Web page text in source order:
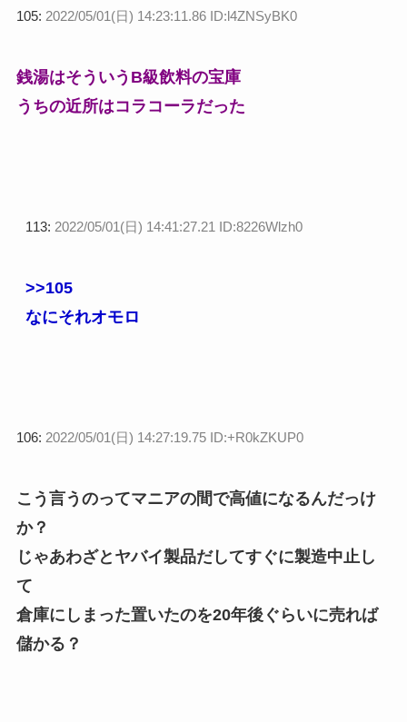
105: 2022/05/01(日) 14:23:11.86 ID:l4ZNSyBK0
銭湯はそういうB級飲料の宝庫
うちの近所はコラコーラだった
113: 2022/05/01(日) 14:41:27.21 ID:8226Wlzh0
>>105
なにそれオモロ
106: 2022/05/01(日) 14:27:19.75 ID:+R0kZKUP0
こう言うのってマニアの間で高値になるんだっけ
か？
じゃあわざとヤバイ製品だしてすぐに製造中止し
て
倉庫にしまった置いたのを20年後ぐらいに売れば
儲かる？